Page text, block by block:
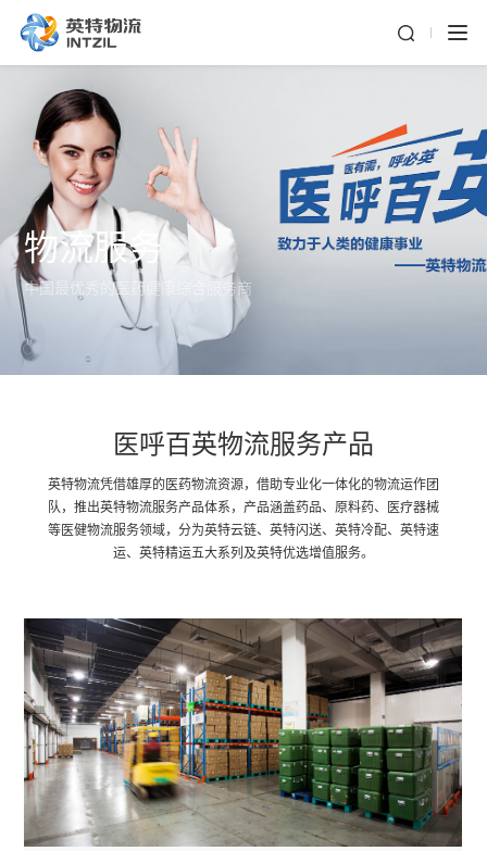
物流服务
中国最优秀的医药健康综合服务商
医呼百英物流服务产品
英特物流凭借雄厚的医药物流资源，借助专业化一体化的物流运作团
队，推出英特物流服务产品体系，产品涵盖药品、原料药、医疗器械
等医健物流服务领域，分为英特云链、英特闪送、英特冷配、英特速
运、英特精运五大系列及英特优选增值服务。